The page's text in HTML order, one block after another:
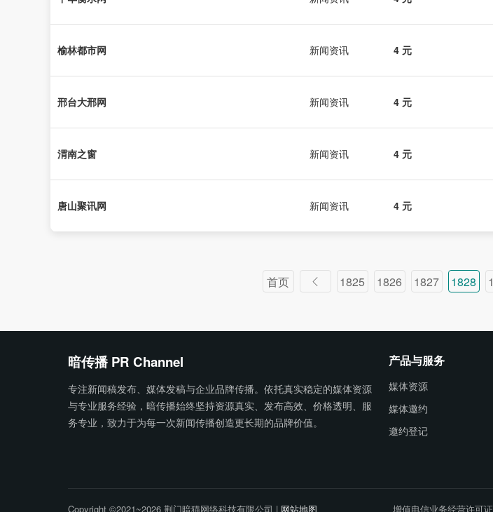
榆林都市网 新闻资讯 4 元
邢台大邢网 新闻资讯 4 元
渭南之窗 新闻资讯 4 元
唐山聚讯网 新闻资讯 4 元
首页 1825 1826 1827 1828
暗传播 PR Channel
专注新闻稿发布、媒体发稿与企业品牌传播。依托真实稳定的媒体资源
与专业服务经验，暗传播始终坚持资源真实、发布高效、价格透明、服
务专业，致力于为每一次新闻传播创造更长期的品牌价值。
产品与服务
媒体资源
媒体邀约
邀约登记
Copyright ©2021~2026 荆门暗猫网络科技有限公司 | 网站地图 增值电信业务经营许可